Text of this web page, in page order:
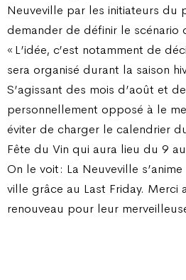
Neuveville par les initiateurs du
demander de définir le scénario
« L’idée, c’est notamment de
sera organisé durant la saison
S’agissant des mois d’août et
personnellement opposé à le
éviter de charger le calendrier
Fête du Vin qui aura lieu du 9
On le voit : La Neuveville
ville grâce au Last Friday. Merci
renouveau pour leur